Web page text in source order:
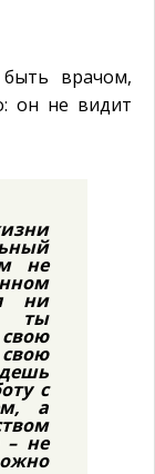
врачом,
он не видит
не
ни
ты
с
а
– не